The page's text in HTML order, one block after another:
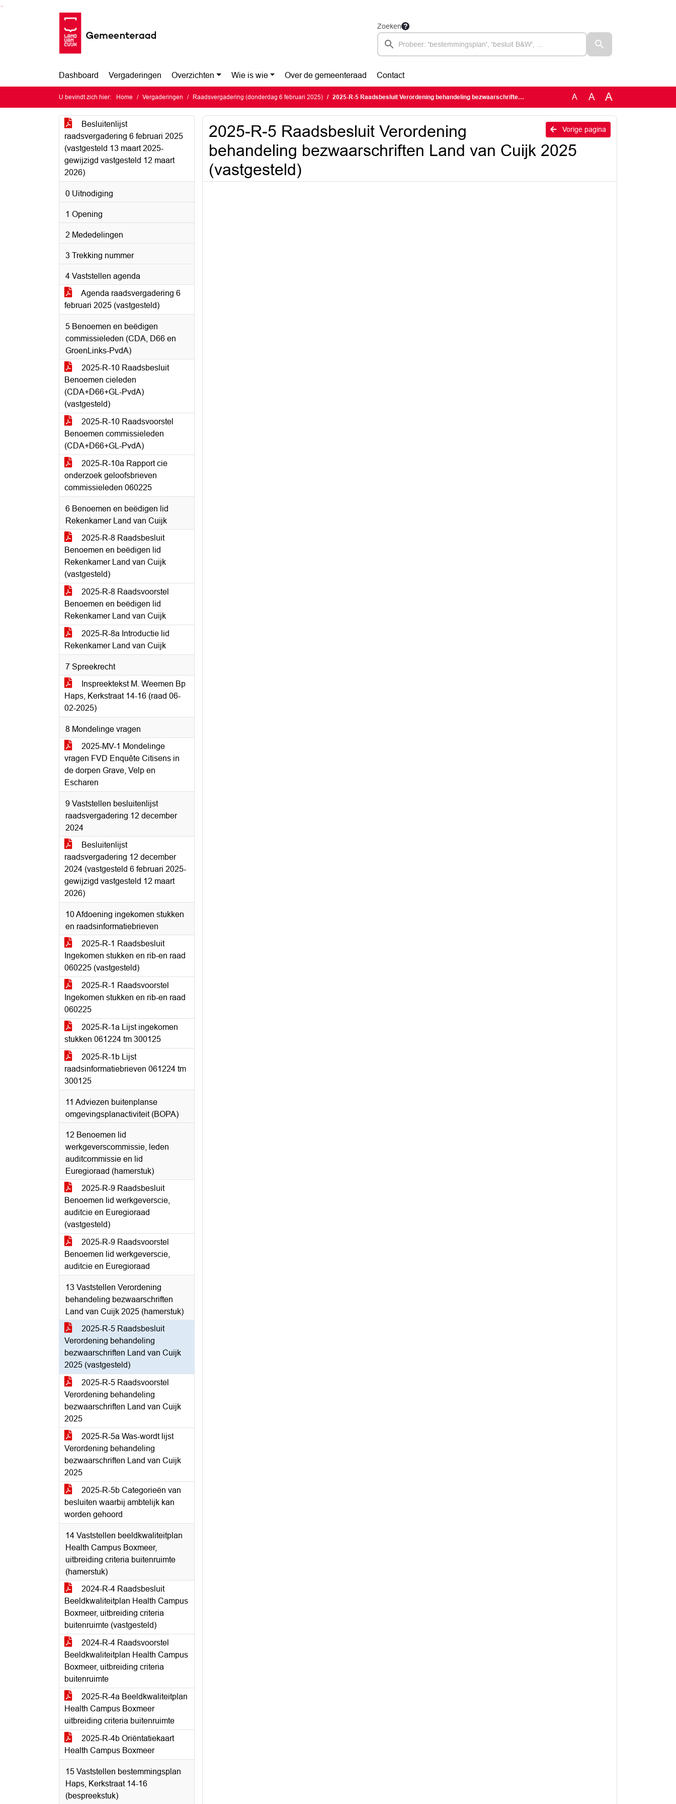
Ga naar de inhoud van deze pagina
Ga naar het zoeken
Ga naar het menu
Zoeken
Dashboard Vergaderingen Overzichten Wie is wie Over de gemeenteraad Contact
U bevindt zich hier: Home Vergaderingen Raadsvergadering (donderdag 6 februari 2025) 2025-R-5 Raadsbesluit Verordening behandeling bezwaarschriften Land van Cuijk 2025 (vastgesteld) A A A
Besluitenlijst
raadsvergadering 6 februari 2025
(vastgesteld 13 maart 2025-
gewijzigd vastgesteld 12 maart
2026)
0 Uitnodiging
1 Opening
2 Mededelingen
3 Trekking nummer
4 Vaststellen agenda
Agenda raadsvergadering 6
februari 2025 (vastgesteld)
5 Benoemen en beëdigen
commissieleden (CDA, D66 en
GroenLinks-PvdA)
2025-R-10 Raadsbesluit
Benoemen cieleden
(CDA+D66+GL-PvdA)
(vastgesteld)
2025-R-10 Raadsvoorstel
Benoemen commissieleden
(CDA+D66+GL-PvdA)
2025-R-10a Rapport cie
onderzoek geloofsbrieven
commissieleden 060225
6 Benoemen en beëdigen lid
Rekenkamer Land van Cuijk
2025-R-8 Raadsbesluit
Benoemen en beëdigen lid
Rekenkamer Land van Cuijk
(vastgesteld)
2025-R-8 Raadsvoorstel
Benoemen en beëdigen lid
Rekenkamer Land van Cuijk
2025-R-8a Introductie lid
Rekenkamer Land van Cuijk
7 Spreekrecht
Inspreektekst M. Weemen Bp
Haps, Kerkstraat 14-16 (raad 06-
02-2025)
8 Mondelinge vragen
2025-MV-1 Mondelinge
vragen FVD Enquête Citisens in
de dorpen Grave, Velp en
Escharen
9 Vaststellen besluitenlijst
raadsvergadering 12 december
2024
Besluitenlijst
raadsvergadering 12 december
2024 (vastgesteld 6 februari 2025-
gewijzigd vastgesteld 12 maart
2026)
10 Afdoening ingekomen stukken
en raadsinformatiebrieven
2025-R-1 Raadsbesluit
Ingekomen stukken en rib-en raad
060225 (vastgesteld)
2025-R-1 Raadsvoorstel
Ingekomen stukken en rib-en raad
060225
2025-R-1a Lijst ingekomen
stukken 061224 tm 300125
2025-R-1b Lijst
raadsinformatiebrieven 061224 tm
300125
11 Adviezen buitenplanse
omgevingsplanactiviteit (BOPA)
12 Benoemen lid
werkgeverscommissie, leden
auditcommissie en lid
Euregioraad (hamerstuk)
2025-R-9 Raadsbesluit
Benoemen lid werkgeverscie,
auditcie en Euregioraad
(vastgesteld)
2025-R-9 Raadsvoorstel
Benoemen lid werkgeverscie,
auditcie en Euregioraad
13 Vaststellen Verordening
behandeling bezwaarschriften
Land van Cuijk 2025 (hamerstuk)
2025-R-5 Raadsbesluit
Verordening behandeling
bezwaarschriften Land van Cuijk
2025 (vastgesteld)
2025-R-5 Raadsvoorstel
Verordening behandeling
bezwaarschriften Land van Cuijk
2025
2025-R-5a Was-wordt lijst
Verordening behandeling
bezwaarschriften Land van Cuijk
2025
2025-R-5b Categorieën van
besluiten waarbij ambtelijk kan
worden gehoord
14 Vaststellen beeldkwaliteitplan
Health Campus Boxmeer,
uitbreiding criteria buitenruimte
(hamerstuk)
2024-R-4 Raadsbesluit
Beeldkwaliteitplan Health Campus
Boxmeer, uitbreiding criteria
buitenruimte (vastgesteld)
2024-R-4 Raadsvoorstel
Beeldkwaliteitplan Health Campus
Boxmeer, uitbreiding criteria
buitenruimte
2025-R-4a Beeldkwaliteitplan
Health Campus Boxmeer
uitbreiding criteria buitenruimte
2025-R-4b Oriëntatiekaart
Health Campus Boxmeer
15 Vaststellen bestemmingsplan
Haps, Kerkstraat 14-16
(bespreekstuk)
Vorige pagina
2025-R-5 Raadsbesluit Verordening
behandeling bezwaarschriften Land van Cuijk 2025
(vastgesteld)